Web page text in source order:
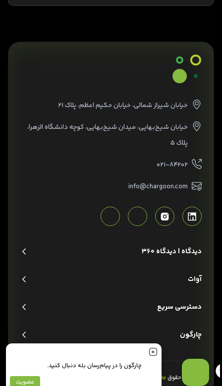
خیابان شیراز شمالی، خیابان حکیم اعظم، پلاک ۲۱
خیابان شیخ‌بهایی، میدان شیخ‌بهایی، کوچه دانشگاه الزهرا،
پلاک ۵
۰۲۱-۸۴۲۰۲
info@chargoon.com
دیدگاه | دیدگاه 360
آوات
دسترسی سریع
چارگون
تمام حقوق مادی و معنوی است.
چارگون را در پیام‌رسان بله دنبال کنید.
عضویت